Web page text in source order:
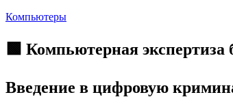
Компьютеры
🟩 Компьютерная
Введение в цифровую